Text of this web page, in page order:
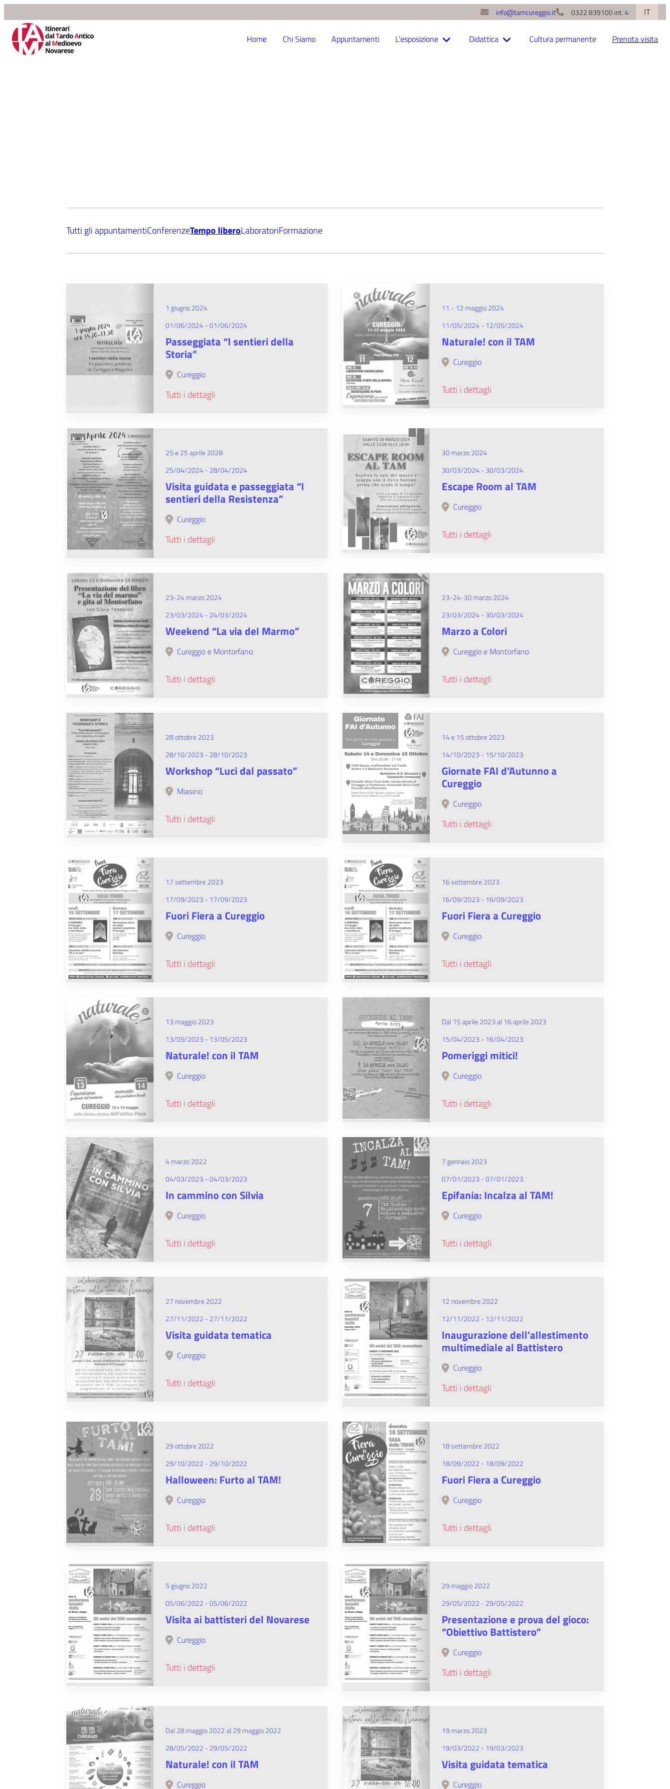
info@tamcureggio.it 0322 839100 int. 4 IT
Home Chi Siamo Appuntamenti L’esposizione Didattica Cultura permanente Prenota visita
Tutti gli appuntamentiConferenzeTempo liberoLaboratoriFormazione
1 giugno 2024
01/06/2024 - 01/06/2024
Passeggiata “I sentieri della
Storia”
Cureggio
Tutti i dettagli
11 - 12 maggio 2024
11/05/2024 - 12/05/2024
Naturale! con il TAM
Cureggio
Tutti i dettagli
25 e 25 aprile 2028
25/04/2024 - 28/04/2024
Visita guidata e passeggiata “I
sentieri della Resistenza”
Cureggio
Tutti i dettagli
30 marzo 2024
30/03/2024 - 30/03/2024
Escape Room al TAM
Cureggio
Tutti i dettagli
23-24 marzo 2024
23/03/2024 - 24/03/2024
Weekend “La via del Marmo”
Cureggio e Montorfano
Tutti i dettagli
23-24-30 marzo 2024
23/03/2024 - 30/03/2024
Marzo a Colori
Cureggio e Montorfano
Tutti i dettagli
28 ottobre 2023
28/10/2023 - 28/10/2023
Workshop “Luci dal passato”
Miasino
Tutti i dettagli
14 e 15 ottobre 2023
14/10/2023 - 15/10/2023
Giornate FAI d’Autunno a
Cureggio
Cureggio
Tutti i dettagli
17 settembre 2023
17/09/2023 - 17/09/2023
Fuori Fiera a Cureggio
Cureggio
Tutti i dettagli
16 settembre 2023
16/09/2023 - 16/09/2023
Fuori Fiera a Cureggio
Cureggio
Tutti i dettagli
13 maggio 2023
13/05/2023 - 13/05/2023
Naturale! con il TAM
Cureggio
Tutti i dettagli
Dal 15 aprile 2023 al 16 aprile 2023
15/04/2023 - 16/04/2023
Pomeriggi mitici!
Cureggio
Tutti i dettagli
4 marzo 2022
04/03/2023 - 04/03/2023
In cammino con Silvia
Cureggio
Tutti i dettagli
7 gennaio 2023
07/01/2023 - 07/01/2023
Epifania: Incalza al TAM!
Cureggio
Tutti i dettagli
27 novembre 2022
27/11/2022 - 27/11/2022
Visita guidata tematica
Cureggio
Tutti i dettagli
12 novembre 2022
12/11/2022 - 12/11/2022
Inaugurazione dell’allestimento
multimediale al Battistero
Cureggio
Tutti i dettagli
29 ottobre 2022
29/10/2022 - 29/10/2022
Halloween: Furto al TAM!
Cureggio
Tutti i dettagli
18 settembre 2022
18/09/2022 - 18/09/2022
Fuori Fiera a Cureggio
Cureggio
Tutti i dettagli
5 giugno 2022
05/06/2022 - 05/06/2022
Visita ai battisteri del Novarese
Cureggio
Tutti i dettagli
29 maggio 2022
29/05/2022 - 29/05/2022
Presentazione e prova del gioco:
“Obiettivo Battistero”
Cureggio
Tutti i dettagli
Dal 28 maggio 2022 al 29 maggio 2022
28/05/2022 - 29/05/2022
Naturale! con il TAM
Cureggio
19 marzo 2023
19/03/2022 - 19/03/2023
Visita guidata tematica
Cureggio